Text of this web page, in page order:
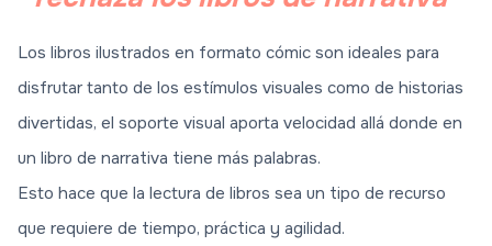
Los libros ilustrados en formato cómic son ideales para
disfrutar tanto de los estímulos visuales como de historias
divertidas, el soporte visual aporta velocidad allá donde en
un libro de narrativa tiene más palabras.
Esto hace que la lectura de libros sea un tipo de recurso
que requiere de tiempo, práctica y agilidad.